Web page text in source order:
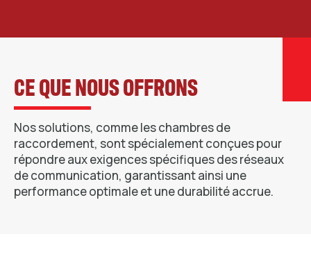
CE QUE NOUS OFFRONS
Nos solutions, comme les chambres de
raccordement, sont spécialement conçues pour
répondre aux exigences spécifiques des réseaux
de communication, garantissant ainsi une
performance optimale et une durabilité accrue.